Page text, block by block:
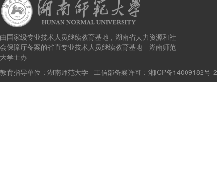
由国家级专业技术人员继续教育基地，湖南省人力资源和社
会保障厅备案的省直专业技术人员继续教育基地—湖南师范
大学主办
教育指导单位：湖南师范大学 工信部备案许可： 湘ICP备14009182号-2